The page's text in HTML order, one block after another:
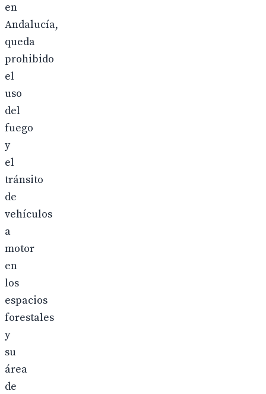
en
Andalucía,
queda
prohibido
el
uso
del
fuego
y
el
tránsito
de
vehículos
a
motor
en
los
espacios
forestales
y
su
área
de